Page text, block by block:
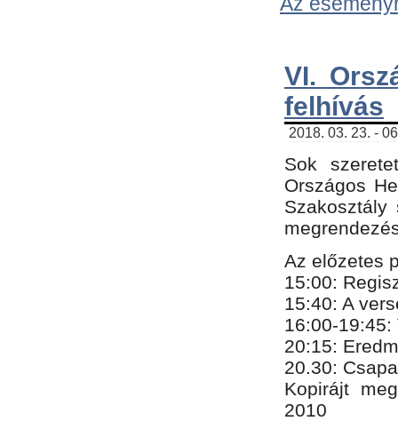
VI.
felhívás
2018. 03. 23. -
Sok
Országos
Az előzetes
15:00:
15:40: A
16:00-19:45:
20:​15​:
​20.30:
Kopirájt
2010